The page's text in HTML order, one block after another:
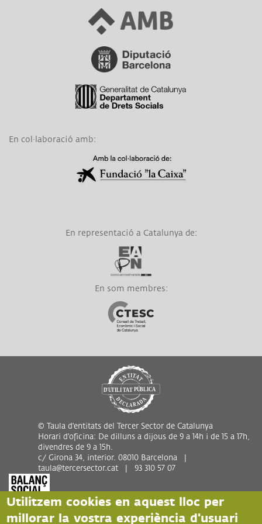
Link a Àrea Metropolitana de Barcelona
Link a Diputació de Barcelona
Link a Generalitat de Catalunya
En col·laboració amb:
En representació a Catalunya de:
Link a EAPN
En som membres:
Link a CTESC
© Taula d'entitats del Tercer Sector de Catalunya
Horari d'oficina: De dilluns a dijous de 9 a 14h i de 15 a 17h,
divendres de 9 a 15h.
c/ Girona 34, interior. 08010 Barcelona |
taula@tercersector.cat | 93 310 57 07
Utilitzem cookies en aquest lloc per
millorar la vostra experiència d'usuari